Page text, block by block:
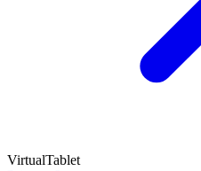
VirtualTablet